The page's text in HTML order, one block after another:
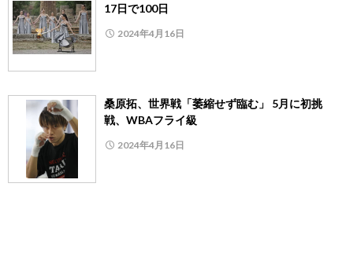
17日で100日
2024年4月16日
桑原拓、世界戦「萎縮せず臨む」 5月に初挑
戦、WBAフライ級
2024年4月16日